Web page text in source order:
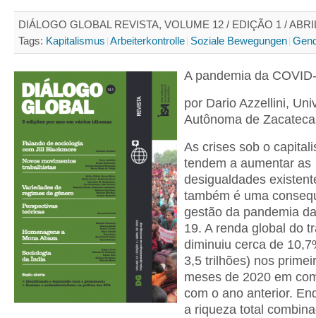
DIÁLOGO GLOBAL REVISTA, VOLUME 12 / EDIÇÃO 1 /
Tags: Kapitalismus Arbeiterkontrolle Soziale Bewegungen
A pandemia da
por Dario Azzellini,
Autônoma de
As crises sob o
tendem a aumentar as
desigualdades
também é uma
gestão da pandemia
19. A renda global do
diminuiu cerca de
3,5 trilhões) nos
meses de 2020 em
com o ano anterior.
a riqueza total